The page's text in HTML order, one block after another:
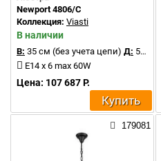
Newport 4806/C
Коллекция: Viasti
В наличии
В: 35 см (без учета цепи) Д: 55 см
E14 x 6 max 60W
Цена: 107 687 Р.
Купить
179081